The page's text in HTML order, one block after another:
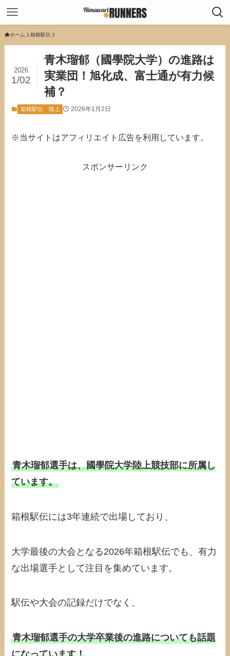
ホーム 箱根駅伝
青木瑠郁（國學院大学）の進路は
実業団！旭化成、富士通が有力候
補？
2026
1/02
箱根駅伝 陸上 2026年1月2日
※当サイトはアフィリエイト広告を利用しています。
スポンサーリンク
青木瑠郁選手は、國學院大学陸上競技部に所属し
ています。
箱根駅伝には3年連続で出場しており、
大学最後の大会となる2026年箱根駅伝でも、有力
な出場選手として注目を集めています。
駅伝や大会の記録だけでなく、
青木瑠郁選手の大学卒業後の進路についても話題